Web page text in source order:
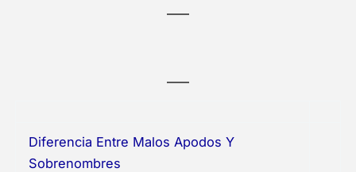
Diferencia Entre Malos Apodos Y
Sobrenombres